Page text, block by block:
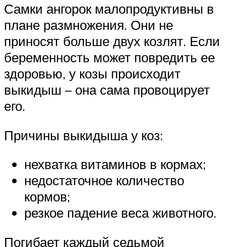
Самки ангорок малопродуктивны в
плане размножения. Они не
приносят больше двух козлят. Если
беременность может повредить ее
здоровью, у козы происходит
выкидыш – она сама провоцирует
его.
Причины выкидыша у коз:
нехватка витаминов в кормах;
недостаточное количество
кормов;
резкое падение веса животного.
Погибает каждый седьмой